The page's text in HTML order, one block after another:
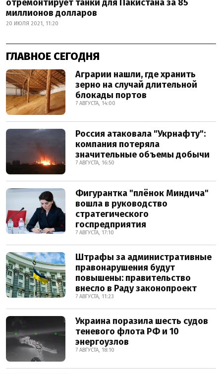
отремонтирует танки для Пакистана за 85
миллионов долларов
20 ИЮЛЯ 2021, 11:20
ГЛАВНОЕ СЕГОДНЯ
Аграрии нашли, где хранить
зерно на случай длительной
блокады портов
7 АВГУСТА, 14:00
Россия атаковала "Укрнафту":
компания потеряла
значительные объемы добычи
7 АВГУСТА, 16:50
Фигурантка "плёнок Миндича"
вошла в руководство
стратегического
госпредприятия
7 АВГУСТА, 17:10
Штрафы за административные
правонарушения будут
повышены: правительство
внесло в Раду законопроект
7 АВГУСТА, 11:23
Украина поразила шесть судов
теневого флота РФ и 10
энергоузлов
7 АВГУСТА, 18:10